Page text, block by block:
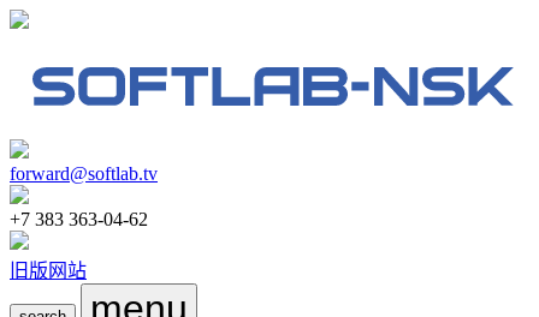
forward@softlab.tv
+7 383 363-04-62
旧版网站